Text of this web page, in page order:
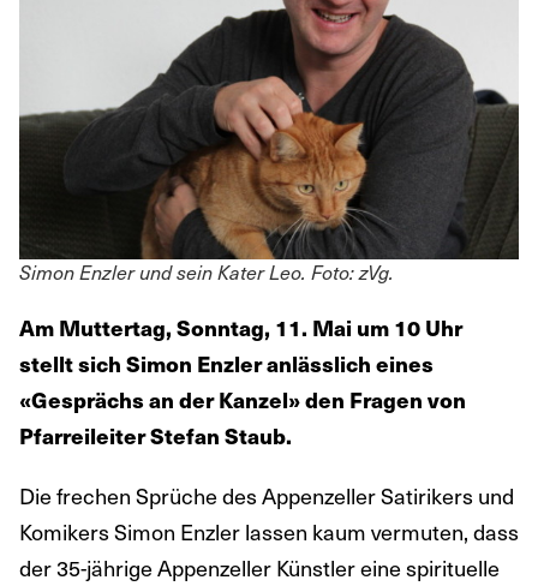
Simon Enzler und sein Kater Leo. Foto: zVg.
Am Muttertag, Sonntag, 11. Mai um 10 Uhr
stellt sich Simon Enzler anlässlich eines
«Gesprächs an der Kanzel» den Fragen von
Pfarreileiter Stefan Staub.
Die frechen Sprüche des Appenzeller Satirikers und
Komikers Simon Enzler lassen kaum vermuten, dass
der 35-jährige Appenzeller Künstler eine spirituelle